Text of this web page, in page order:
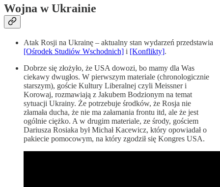
Wojna w Ukrainie
Atak Rosji na Ukrainę – aktualny stan wydarzeń przedstawia
[Ośrodek Studiów Wschodnich] i [Konflikty].
Dobrze się złożyło, że USA dowozi, bo mamy dla Was
ciekawy dwugłos. W pierwszym materiale (chronologicznie
starszym), goście Kultury Liberalnej czyli Meissner i
Korowaj, rozmawiają z Jakubem Bodzionym na temat
sytuacji Ukrainy. Że potrzebuje środków, że Rosja nie
złamała ducha, że nie ma załamania frontu itd, ale że jest
ogólnie ciężko. A w drugim materiale, ze środy, gościem
Dariusza Rosiaka był Michał Kacewicz, który opowiadał o
pakiecie pomocowym, na który zgodził się Kongres USA.